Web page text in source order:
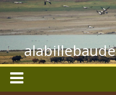
alabillebaude